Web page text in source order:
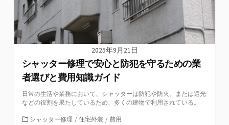
2025年9月21日
シャッター修理で安心と防犯を守るための業
者選びと費用知識ガイド
日常の生活や業務において、シャッターは防犯や防火、または遮光
などの役割を果たしているため、多くの建物で利用されている。
カシャッター修理 / 住宅外装 / 費用